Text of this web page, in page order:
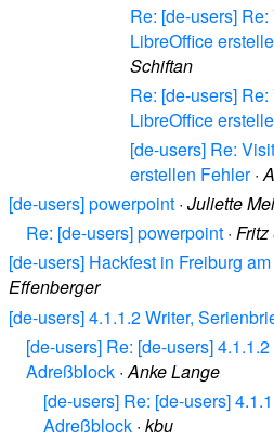
Re: [de-users]
LibreOffice
Schiftan
Re: [de-users]
LibreOffice
[de-users] Re:
erstellen Fehler·
[de-users] powerpoint · Juliette
Re: [de-users] powerpoint · Fritz
[de-users] Hackfest in Freiburg
Effenberger
[de-users] 4.1.1.2 Writer,
[de-users] Re: [de-users]
Adreßblock ·Anke Lange
[de-users] Re: [de-users]
Adreßblock · kbu